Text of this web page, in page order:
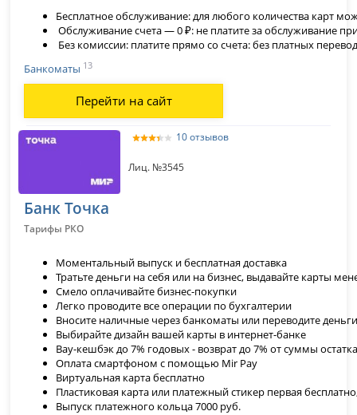
Бесплатное обслуживание: для любого количества карт
Обслуживание счета — 0 ₽: не платите за обслуживание
Без комиссии: платите прямо со счета: без платных
Банкоматы 13
Перейти на сайт
10 отзывов
Лиц. №3545
Банк Точка
Тарифы РКО
Моментальный выпуск и бесплатная доставка
Тратьте деньги на себя или на бизнес, выдавайте карты
Смело оплачивайте бизнес-покупки
Легко проводите все операции по бухгалтерии
Вносите наличные через банкоматы или переводите
Выбирайте дизайн вашей карты в интернет-банке
Вау-кешбэк до 7% годовых - возврат до 7% от суммы
Оплата смартфоном с помощью Mir Pay
Виртуальная карта бесплатно
Пластиковая карта или платежный стикер первая
Выпуск платежного кольца 7000 руб.